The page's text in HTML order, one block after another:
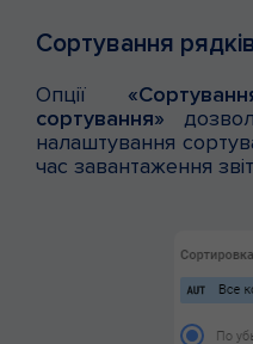
Cортування
Опції
сортування»
налаштування
час завантаження